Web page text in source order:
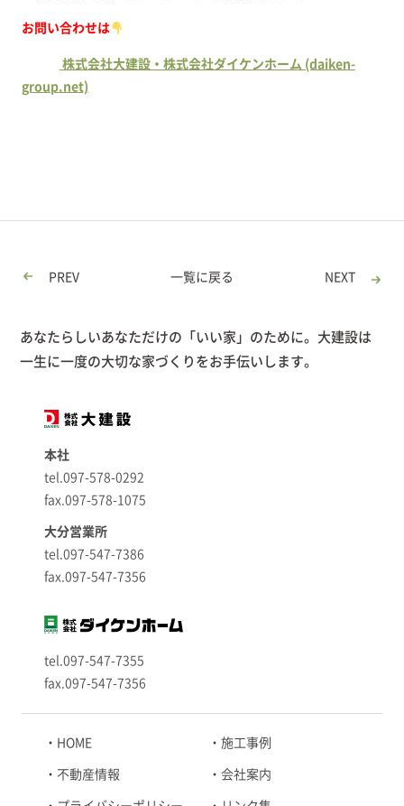
お問い合わせは
株式会社大建設・株式会社ダイケンホーム (daiken-
group.net)
PREV 一覧に戻る NEXT
あなたらしいあなただけの「いい家」のために。大建設は
一生に一度の大切な家づくりをお手伝いします。
本社
tel.097-578-0292
fax.097-578-1075
大分営業所
tel.097-547-7386
fax.097-547-7356
tel.097-547-7355
fax.097-547-7356
HOME 施工事例
不動産情報 会社案内